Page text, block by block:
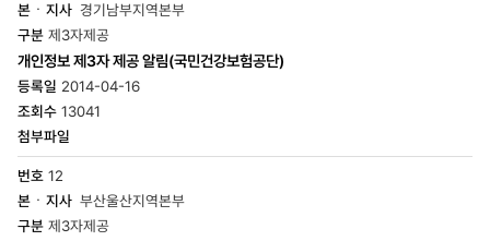
경기남부지역본부
제3자제공
개인정보 제3자 제공 알림(국민건강보험공단)
2014-04-16
13041
12
부산울산지역본부
제3자제공